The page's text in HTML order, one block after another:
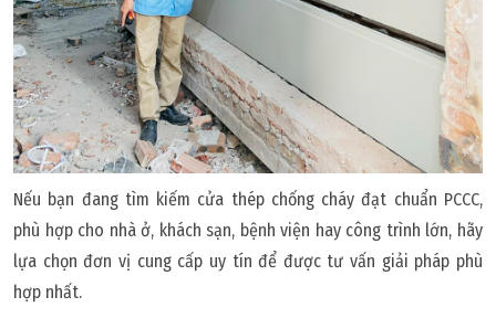
Nếu bạn đang tìm kiếm cửa thép chống cháy đạt chuẩn PCCC,
phù hợp cho nhà ở, khách sạn, bệnh viện hay công trình lớn, hãy
lựa chọn đơn vị cung cấp uy tín để được tư vấn giải pháp phù
hợp nhất.